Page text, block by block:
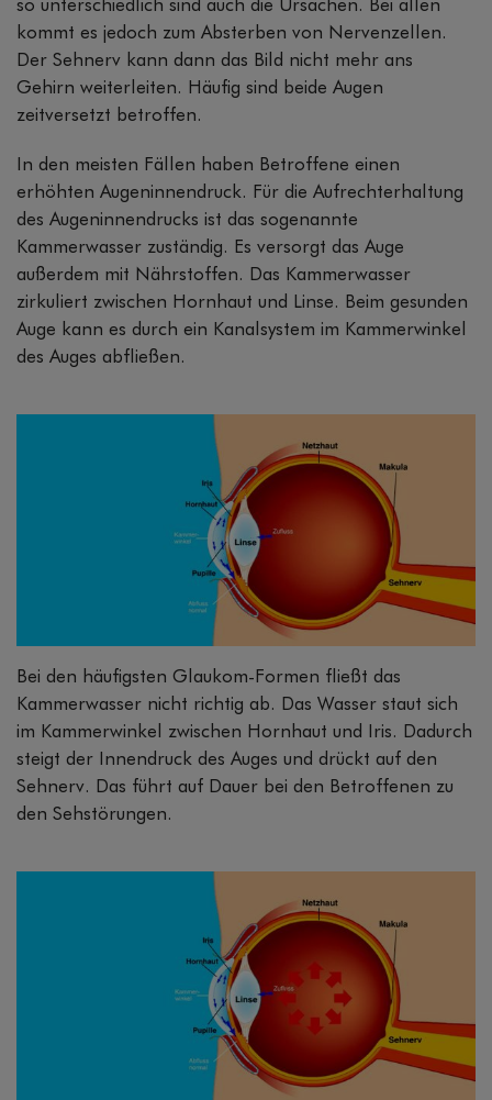
so unterschiedlich sind auch die Ursachen. Bei allen
kommt es jedoch zum Absterben von Nervenzellen.
Der Sehnerv kann dann das Bild nicht mehr ans
Gehirn weiterleiten. Häufig sind beide Augen
zeitversetzt betroffen.
In den meisten Fällen haben Betroffene einen
erhöhten Augeninnendruck. Für die Aufrechterhaltung
des Augeninnendrucks ist das sogenannte
Kammerwasser zuständig. Es versorgt das Auge
außerdem mit Nährstoffen. Das Kammerwasser
zirkuliert zwischen Hornhaut und Linse. Beim gesunden
Auge kann es durch ein Kanalsystem im Kammerwinkel
des Auges abfließen.
Bei den häufigsten Glaukom-Formen fließt das
Kammerwasser nicht richtig ab. Das Wasser staut sich
im Kammerwinkel zwischen Hornhaut und Iris. Dadurch
steigt der Innendruck des Auges und drückt auf den
Sehnerv. Das führt auf Dauer bei den Betroffenen zu
den Sehstörungen.